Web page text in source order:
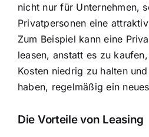
nicht nur für Unternehmen,
Privatpersonen eine
Zum Beispiel kann eine
leasen, anstatt es zu
Kosten niedrig zu halten
haben, regelmäßig ein
Die Vorteile von Leasing